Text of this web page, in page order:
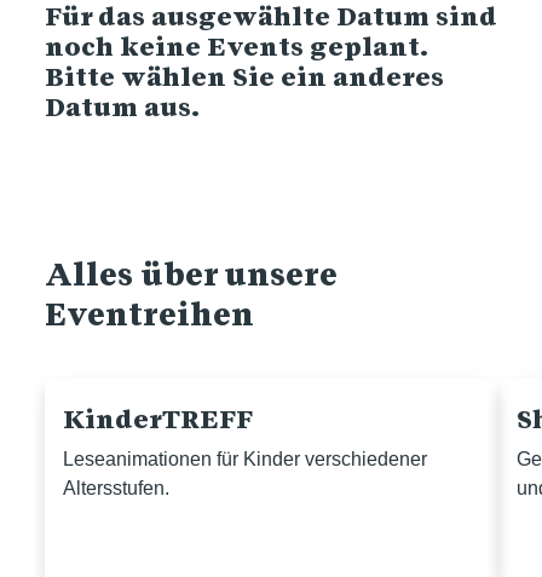
Für das ausgewählte Datum sind
noch keine Events geplant.
Bitte wählen Sie ein anderes
Datum aus.
Alles über unsere
Eventreihen
KinderTREFF
Leseanimationen für Kinder verschiedener
Altersstufen.